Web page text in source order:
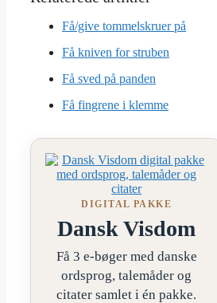
Få/give tommelskruer på
Få kniven for struben
Få sved på panden
Få fingrene i klemme
DIGITAL PAKKE
Dansk Visdom
Få 3 e-bøger med danske
ordsprog, talemåder og
citater samlet i én pakke.